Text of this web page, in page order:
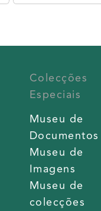
Colecções
Especiais
Museu de
Documentos
Museu de
Imagens
Museu de
colecções